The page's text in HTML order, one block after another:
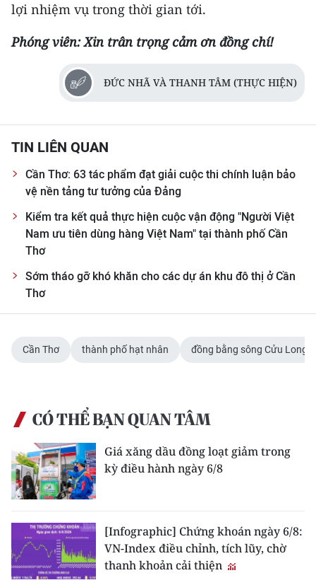
lợi nhiệm vụ trong thời gian tới.
Phóng viên: Xin trân trọng cảm ơn đồng chí!
ĐỨC NHÃ VÀ THANH TÂM (THỰC HIỆN)
TIN LIÊN QUAN
Cần Thơ: 63 tác phẩm đạt giải cuộc thi chính luận bảo
vệ nền tảng tư tưởng của Đảng
Kiểm tra kết quả thực hiện cuộc vận động "Người Việt
Nam ưu tiên dùng hàng Việt Nam" tại thành phố Cần
Thơ
Sớm tháo gỡ khó khăn cho các dự án khu đô thị ở Cần
Thơ
Cần Thơ thành phố hạt nhân đồng bằng sông Cửu Long
CÓ THỂ BẠN QUAN TÂM
Giá xăng dầu đồng loạt giảm trong
kỳ điều hành ngày 6/8
[Infographic] Chứng khoán ngày 6/8:
VN-Index điều chỉnh, tích lũy, chờ
thanh khoản cải thiện